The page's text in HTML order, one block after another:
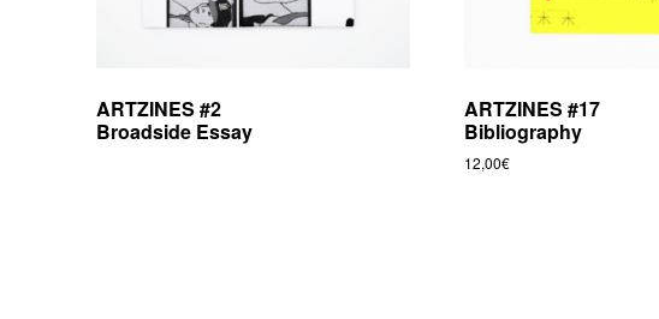
ARTZINES #2
Broadside Essay
ARTZINES #17
Bibliography
12,00€